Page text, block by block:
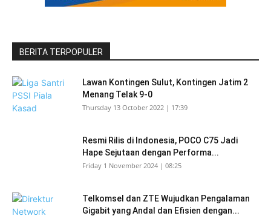
BERITA TERPOPULER
Lawan Kontingen Sulut, Kontingen Jatim 2
Menang Telak 9-0
Thursday 13 October 2022 | 17:39
Resmi Rilis di Indonesia, POCO C75 Jadi
Hape Sejutaan dengan Performa...
Friday 1 November 2024 | 08:25
Telkomsel dan ZTE Wujudkan Pengalaman
Gigabit yang Andal dan Efisien dengan...